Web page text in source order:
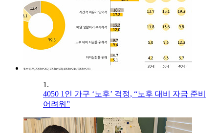
1.
4050 1인 가구 ‘노후’ 걱정, “노후 대비 자금 준비
어려워”